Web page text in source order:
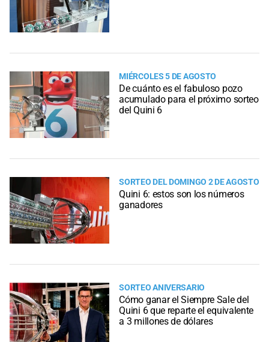
MIÉRCOLES 5 DE AGOSTO
De cuánto es el fabuloso pozo
acumulado para el próximo sorteo
del Quini 6
SORTEO DEL DOMINGO 2 DE AGOSTO
Quini 6: estos son los números
ganadores
SORTEO ANIVERSARIO
Cómo ganar el Siempre Sale del
Quini 6 que reparte el equivalente
a 3 millones de dólares